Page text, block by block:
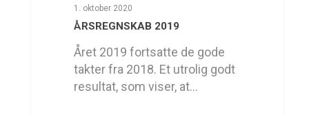
1. oktober 2020
ÅRSREGNSKAB 2019
Året 2019 fortsatte de gode
takter fra 2018. Et utrolig godt
resultat, som viser, at…